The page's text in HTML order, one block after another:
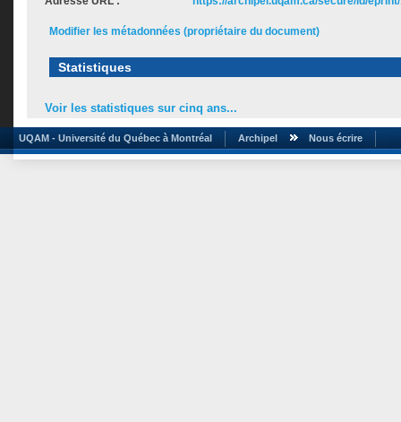
Modifier les métadonnées (propriétaire du document)
Statistiques
Voir les statistiques sur cinq ans...
UQAM - Université du Québec à Montréal Archipel Nous écrire